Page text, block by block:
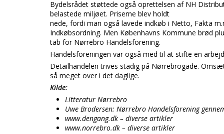
Bydelsrådet støttede også oprettelsen af NH
belastede miljøet. Priserne blev holdt
nede, fordi man også lavede indkøb i Netto, Fakta
Indkøbsordning. Men Københavns Kommune brød
tab for Nørrebro Handelsforening.
Handelsforeningen var også med til at stifte en
Detailhandelen trives stadig på Nørrebrogade.
så meget over i det daglige.
Kilde:
Litteratur Nørrebro
Uwe Brodersen: Nørrebro Handelsforening
www.dengang.dk – diverse artikler
www.norrebro.dk – diverse artikler